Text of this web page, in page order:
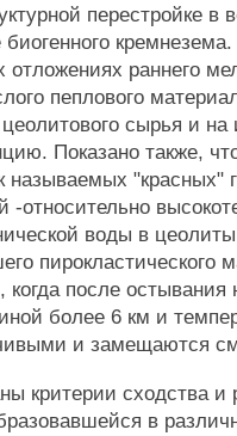
перестройке в
биогенного
отложениях раннего
пеплового
сырья и на
Показано также,
называемых "красных"
-относительно
воды в
пирокластического
после остывания
более 6 км и
и замещаются
критерии сходства и
в